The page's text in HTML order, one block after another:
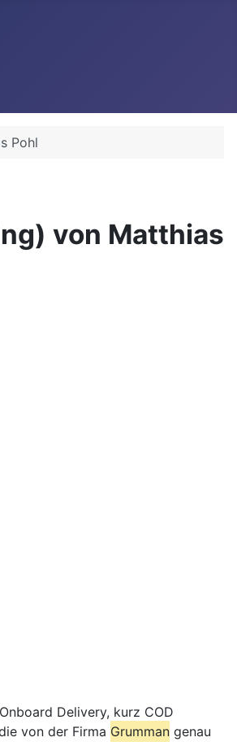
Pohl
von Matthias
Delivery, kurz COD
von der Firma Grumman genau